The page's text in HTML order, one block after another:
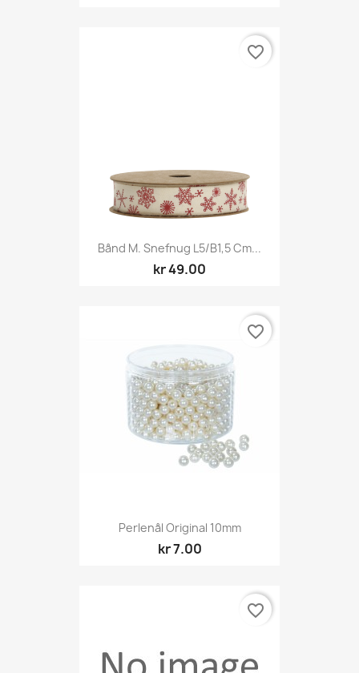
Bånd M. Snefnug L5/B1,5 Cm...
kr 49.00
favorite_border
Perlenål Original 10mm
kr 7.00
favorite_border
favorite_border